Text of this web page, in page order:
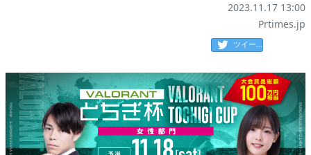
2023.11.17 13:00
Prtimes.jp
ツイート